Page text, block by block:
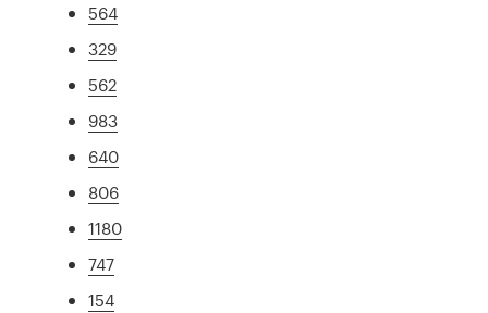
564
329
562
983
640
806
1180
747
154